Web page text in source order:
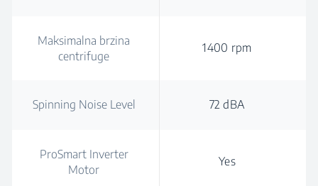
Maksimalna brzina
centrifuge
1400 rpm
Spinning Noise Level 72 dBA
ProSmart Inverter
Motor
Yes